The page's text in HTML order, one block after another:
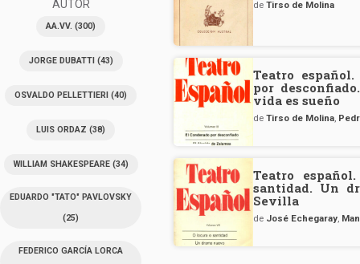
AUTOR
AA.VV. (300)
JORGE DUBATTI(43)
OSVALDO PELLETTIERI (40)
LUIS ORDAZ (38)
WILLIAM SHAKESPEARE(34)
EDUARDO "TATO" PAVLOVSKY
(25)
FEDERICO GARCÍA LORCA
deTirso de Molina
Teatro
por
vida es sueño
deTirso de Molina,
Teatro
santidad. Un
Sevilla
de José Echegaray,